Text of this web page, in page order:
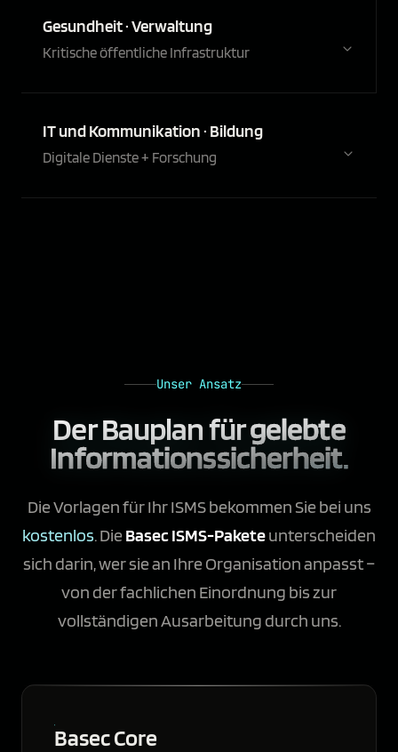
Gesundheit · Verwaltung
Kritische öffentliche Infrastruktur
IT und Kommunikation · Bildung
Digitale Dienste + Forschung
Unser Ansatz
Der Bauplan fürgelebte
Informationssicherheit.
Die Vorlagen für Ihr ISMS bekommen Sie bei uns
kostenlos. Die Basec ISMS-Paketeunterscheiden
sich darin, wer sie an Ihre Organisation anpasst –
von der fachlichen Einordnung bis zur
vollständigen Ausarbeitung durch uns.
Basec Core